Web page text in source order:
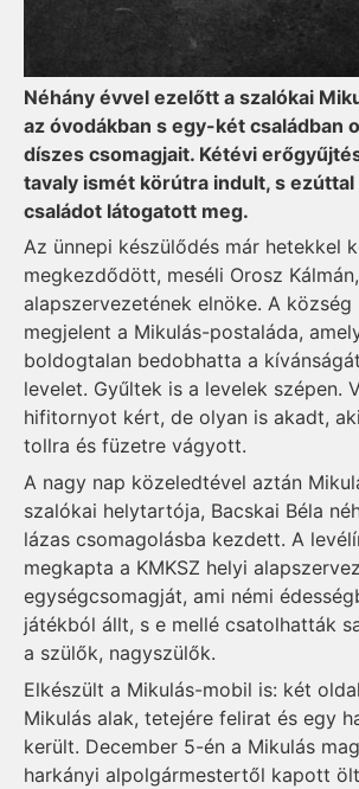
Néhány évvel ezelőtt a szalókai
az óvodákban s egy-két családban
díszes csomagjait. Kétévi
tavaly ismét körútra indult, s
családot látogatott meg.
Az ünnepi készülődés már hetekkel
megkezdődött, meséli Orosz
alapszervezeté­nek elnöke. A község
megjelent a Mikulás-postaláda,
boldogtalan bedobhatta a
levelet. Gyűltek is a levelek szépen.
hifitornyot kért, de olyan is akadt,
tollra és füzetre vágyott.
A nagy nap közeledtével aztán
szalókai hely­tartója, Bacskai Béla
lázas csomagolásba kezdett. A
megkapta a KMKSZ helyi
egységcsomagját, ami némi
játékból állt, s e mellé csatolhatták
a szülők, nagyszülők.
Elkészült a Mikulás-mobil is: két
Mikulás alak, tetejére felirat és egy
került. December 5-én a Mikulás
harkányi alpolgármestertől kapott